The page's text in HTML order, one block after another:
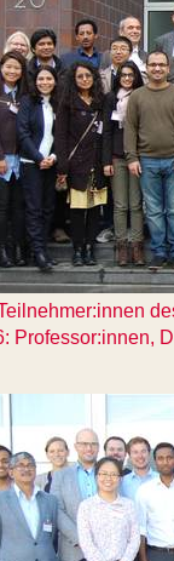
Professor:innen,